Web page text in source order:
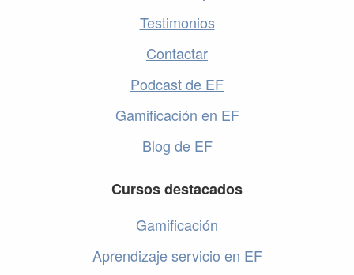
Testimonios
Contactar
Podcast de EF
Gamificación en EF
Blog de EF
Cursos destacados
Gamificación
Aprendizaje servicio en EF